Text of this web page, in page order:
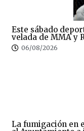
Este sábado
velada de MMA y
06/08/2026
La fumigación en